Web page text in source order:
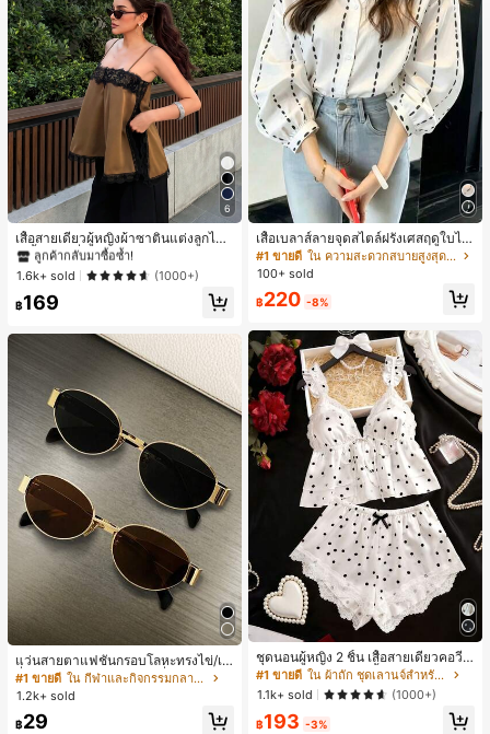
6
เสื้อสายเดี่ยวผู้หญิงผ้าซาตินแต่งลูกไม้
- เสื้อสายเดี่ยวฤดูร้อนสีคากีมีรอยผ่าด้า
นข้างที่น่าดึงดูดแบบสบายๆ
#1 ขายดี
ใน สีกากี เสื้อสตรี เสื้อเบลาส์ & Tee
ลูกค้ากลับมาซื้อซ้ำ!
#1 ขายดี
ใน สีกากี เสื้อสตรี เสื้อเบลาส์ & Tee
ลูกค้ากลับมาซื้อซ้ำ!
#1 ขายดี
ใน สีกากี เสื้อสตรี เสื้อเบลาส์ & Tee
ลูกค้ากลับมาซื้อซ้ำ!
#1 ขายดี
ลูกค้ากลับมาซื้อซ้ำ!
1.6k+ sold (1000+)
฿169
แว่นสายตาแฟชั่นกรอบโลหะทรงไข่/เห
ลี่ยมสำหรับผู้หญิง (กรอบครึ่ง), เหมาะ
สำหรับใส่ในชีวิตประจำวันและกิจกรรม
#1 ขายดี
ใน กีฬาและกิจกรรมกลางแจ้ง
1.2k+ sold
฿29
เสื้อเบลาส์ลายจุดสไตล์ฝรั่งเศสฤดูใบไม้
ร่วง, ทรงเข้ารูป, แขนยาวคอวี, สไตล์ให
ม่ฤดูใบไม้ผลิ, ป้องกันแสงแดด, ใส่ไป
#1 ขายดี
ใน ความสะดวกสบายสูงสุด เสื้อสตรี เสื้อเบลาส์ & Tee
100+ sold
฿220 -8%
ชุดนอนผู้หญิง 2 ชิ้น เสื้อสายเดี่ยวคอวีลู
กไม้ พร้อมกางเกงขาสั้นแต่งลูกไม้ แต่ง
โบว์ที่เอว ชุดลำลองผู้หญิงนุ่มสบายน่ารั
ก สไตล์เอสเธติก
#1 ขายดี
ใน ผ้าถัก ชุดเลานจ์สำหรับผู้หญิง
1.1k+ sold
(1000+)
฿193 -3%